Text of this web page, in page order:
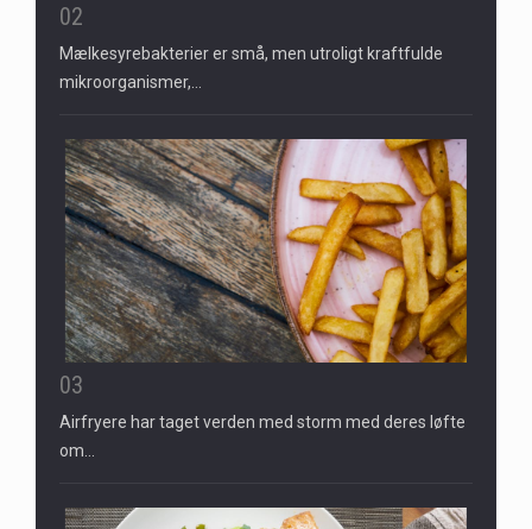
02
Mælkesyrebakterier er små, men utroligt kraftfulde
mikroorganismer,…
03
Airfryere har taget verden med storm med deres løfte
om…